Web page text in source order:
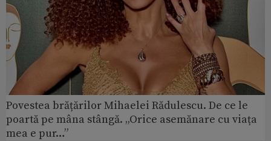
Povestea brățărilor Mihaelei Rădulescu. De ce le
poartă pe mâna stângă. „Orice asemănare cu viața
mea e pur…”